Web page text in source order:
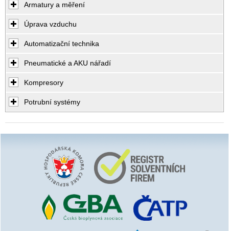
Armatury a měření
Úprava vzduchu
Automatizační technika
Pneumatické a AKU nářadí
Kompresory
Potrubní systémy